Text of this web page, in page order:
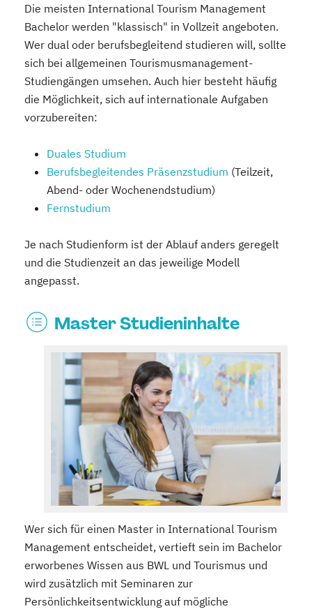
Die meisten International Tourism Management
Bachelor werden "klassisch" in Vollzeit angeboten.
Wer dual oder berufsbegleitend studieren will, sollte
sich bei allgemeinen Tourismusmanagement-
Studiengängen umsehen. Auch hier besteht häufig
die Möglichkeit, sich auf internationale Aufgaben
vorzubereiten:
Duales Studium
Berufsbegleitendes Präsenzstudium (Teilzeit,
Abend- oder Wochenendstudium)
Fernstudium
Je nach Studienform ist der Ablauf anders geregelt
und die Studienzeit an das jeweilige Modell
angepasst.
Master Studieninhalte
Wer sich für einen Master in International Tourism
Management entscheidet, vertieft sein im Bachelor
erworbenes Wissen aus BWL und Tourismus und
wird zusätzlich mit Seminaren zur
Persönlichkeitsentwicklung auf mögliche